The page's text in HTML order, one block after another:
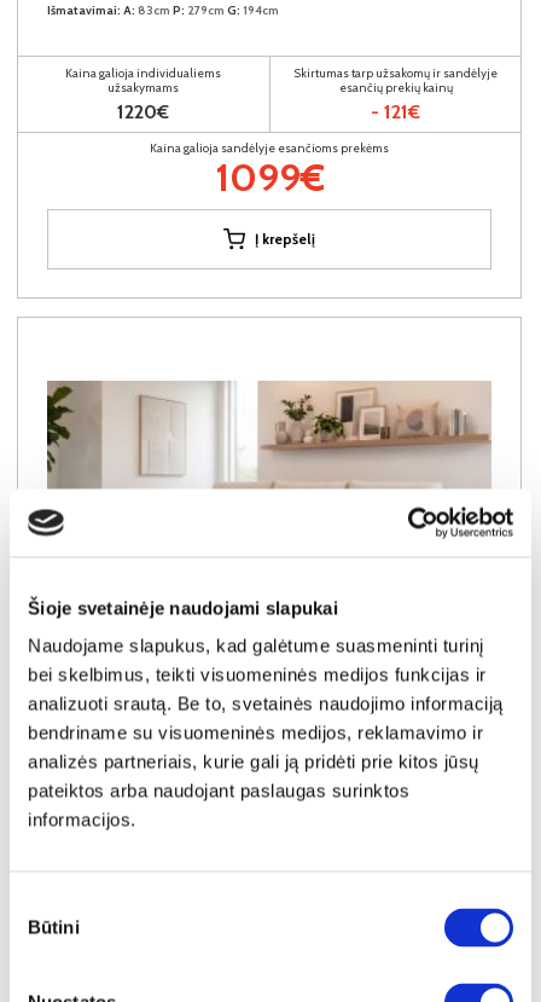
Šioje svetainėje naudojami slapukai
Naudojame slapukus, kad galėtume suasmeninti turinį
bei skelbimus, teikti visuomeninės medijos funkcijas ir
analizuoti srautą. Be to, svetainės naudojimo informaciją
bendriname su visuomeninės medijos, reklamavimo ir
analizės partneriais, kurie gali ją pridėti prie kitos jūsų
pateiktos arba naudojant paslaugas surinktos
informacijos.
pasirinkimas
Būtini
Išmatavimai: A: 83cm P: 279cm G: 194cm
Kaina galioja individualiems
užsakymams
1220€
Skirtumas tarp užsakomų ir sandėlyje
esančių prekių kainų
- 121€
Kaina galioja sandėlyje esančioms prekėms
1099€
Į krepšelį
IŠPARDAVIMAS YRA SANDĖLYJE
PORTIMAO-LC (III gr.) minkštas kampas (Puente-03) K
Išmatavimai: A:83cmP:279cmG:194cm
Kaina galioja individualiems